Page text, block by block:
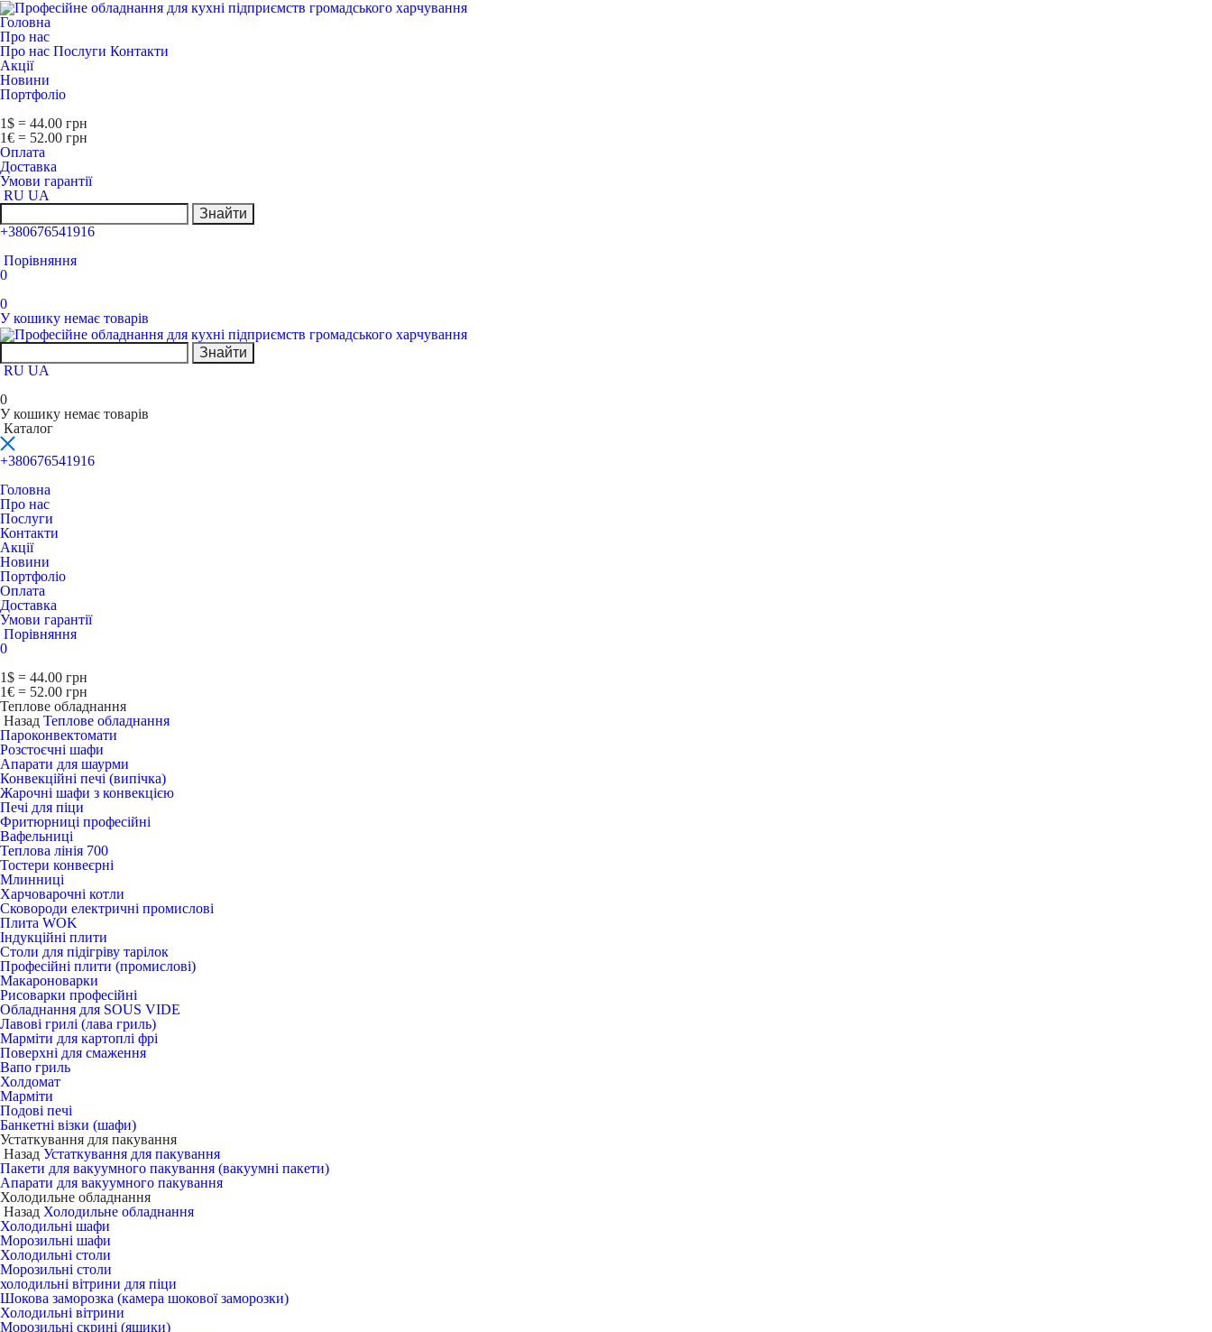
Головна
Про нас
Про нас Послуги Контакти
Акції
Новини
Портфоліо
1$ = 44.00 грн
1€ = 52.00 грн
Оплата
Доставка
Умови гарантії
RU UA
Знайти
+380676541916
Порівняння
0
0
У кошику немає товарів
Знайти
RU UA
0
У кошику немає товарів
Каталог
+380676541916
Головна
Про нас
Послуги
Контакти
Акції
Новини
Портфоліо
Оплата
Доставка
Умови гарантії
Порівняння
0
1$ = 44.00 грн
1€ = 52.00 грн
Теплове обладнання
Назад Теплове обладнання
Пароконвектомати
Розстоєчні шафи
Апарати для шаурми
Конвекційні печі (випічка)
Жарочні шафи з конвекцією
Печі для піци
Фритюрниці професійні
Вафельниці
Теплова лінія 700
Тостери конвеєрні
Млинниці
Харчоварочні котли
Сковороди електричні промислові
Плита WOK
Індукційні плити
Столи для підігріву тарілок
Професійні плити (промислові)
Макароноварки
Рисоварки професійні
Обладнання для SOUS VIDE
Лавові грилі (лава гриль)
Марміти для картоплі фрі
Поверхні для смаження
Вапо гриль
Холдомат
Марміти
Подові печі
Банкетні візки (шафи)
Устаткування для пакування
Назад Устаткування для пакування
Пакети для вакуумного пакування (вакуумні пакети)
Апарати для вакуумного пакування
Холодильне обладнання
Назад Холодильне обладнання
Холодильні шафи
Морозильні шафи
Холодильні столи
Морозильні столи
холодильні вітрини для піци
Шокова заморозка (камера шокової заморозки)
Холодильні вітрини
Морозильні скрині (ящики)